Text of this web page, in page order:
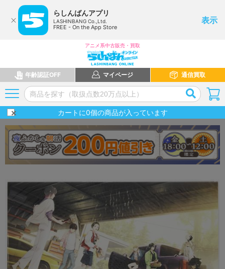
らしんばんアプリ
LASHINBANG Co.,Ltd.
FREE - On the App Store
表示
アニメ系中古販売・買取
年齢認証OFF マイページ 通信買取
カートに0個の商品が入っています